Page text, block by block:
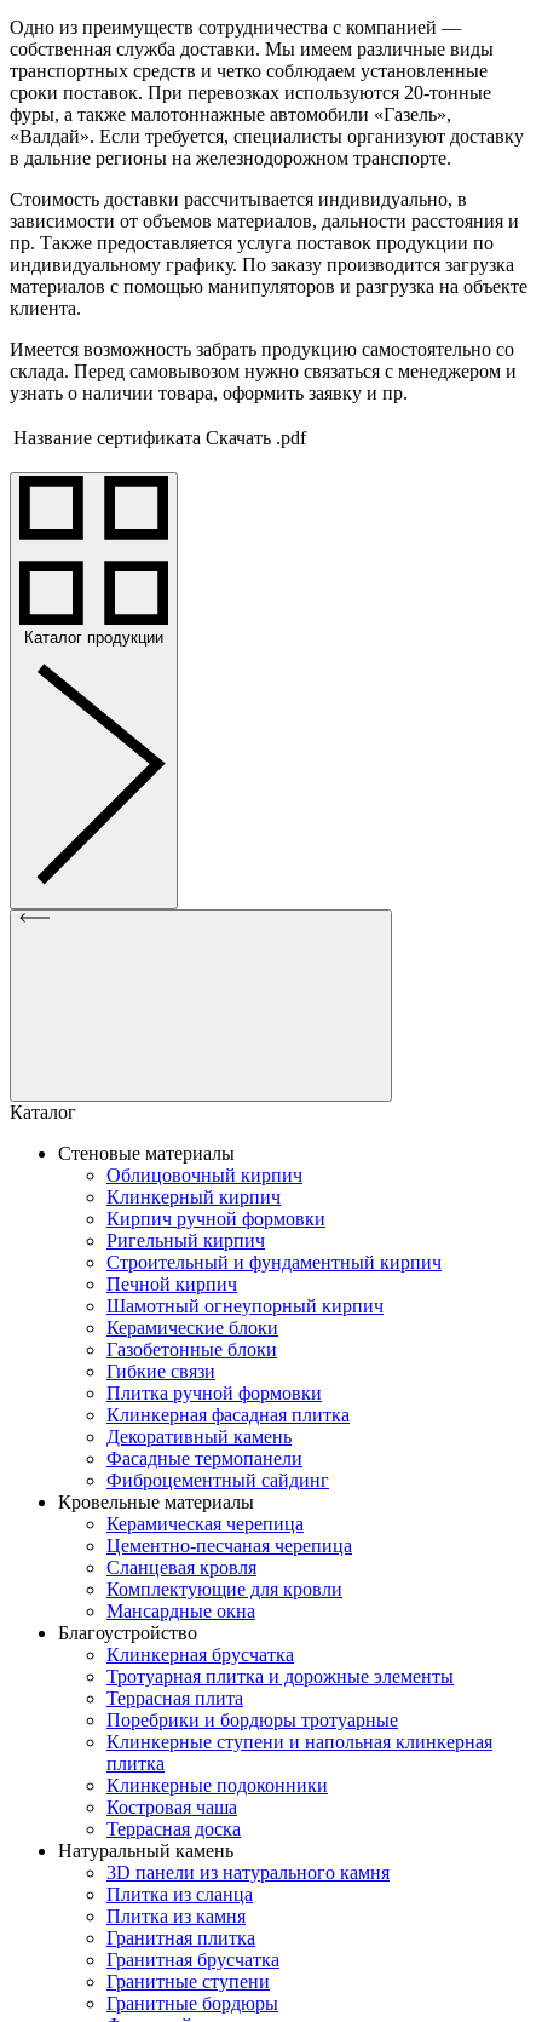
Одно из преимуществ сотрудничества с компанией —
собственная служба доставки. Мы имеем различные виды
транспортных средств и четко соблюдаем установленные
сроки поставок. При перевозках используются 20-тонные
фуры, а также малотоннажные автомобили «Газель»,
«Валдай». Если требуется, специалисты организуют доставку
в дальние регионы на железнодорожном транспорте.
Стоимость доставки рассчитывается индивидуально, в
зависимости от объемов материалов, дальности расстояния и
пр. Также предоставляется услуга поставок продукции по
индивидуальному графику. По заказу производится загрузка
материалов с помощью манипуляторов и разгрузка на объекте
клиента.
Имеется возможность забрать продукцию самостоятельно со
склада. Перед самовывозом нужно связаться с менеджером и
узнать о наличии товара, оформить заявку и пр.
Название сертификата Скачать .pdf
Каталог продукции
Каталог
Стеновые материалы
Облицовочный кирпич
Клинкерный кирпич
Кирпич ручной формовки
Ригельный кирпич
Строительный и фундаментный кирпич
Печной кирпич
Шамотный огнеупорный кирпич
Керамические блоки
Газобетонные блоки
Гибкие связи
Плитка ручной формовки
Клинкерная фасадная плитка
Декоративный камень
Фасадные термопанели
Фиброцементный сайдинг
Кровельные материалы
Керамическая черепица
Цементно-песчаная черепица
Сланцевая кровля
Комплектующие для кровли
Мансардные окна
Благоустройство
Клинкерная брусчатка
Тротуарная плитка и дорожные элементы
Террасная плита
Поребрики и бордюры тротуарные
Клинкерные ступени и напольная клинкерная
плитка
Клинкерные подоконники
Костровая чаша
Террасная доска
Натуральный камень
3D панели из натурального камня
Плитка из сланца
Плитка из камня
Гранитная плитка
Гранитная брусчатка
Гранитные ступени
Гранитные бордюры